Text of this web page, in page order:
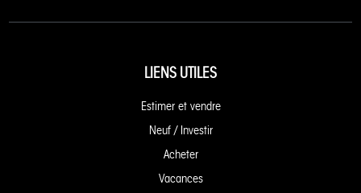
LIENS UTILES
Estimer et vendre
Neuf / Investir
Acheter
Vacances